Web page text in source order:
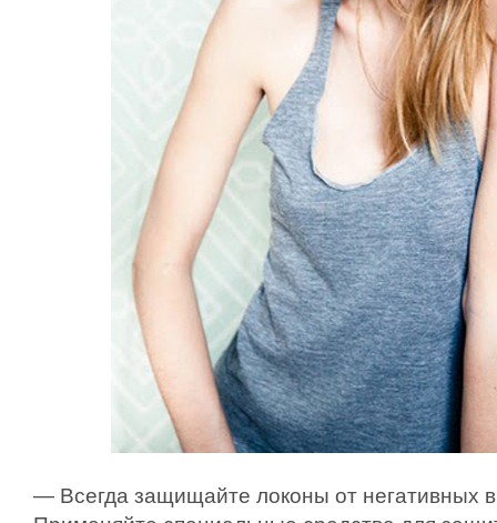
— Всегда защищайте локоны от негативных